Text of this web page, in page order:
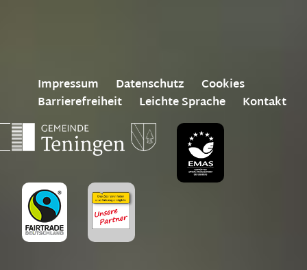
Impressum Datenschutz
Cookies
Barrierefreiheit
Leichte Sprache Kontakt